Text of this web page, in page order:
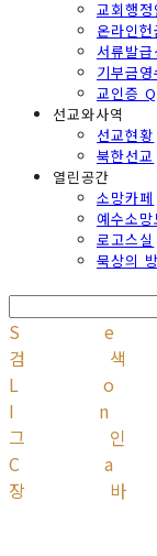
교회행정
온라인헌
서류발급
기부금
교인증
선교와사역
선교현황
북한선교
열린공간
소망카페
예수소
로고스실
묵상의 방
검
그
장